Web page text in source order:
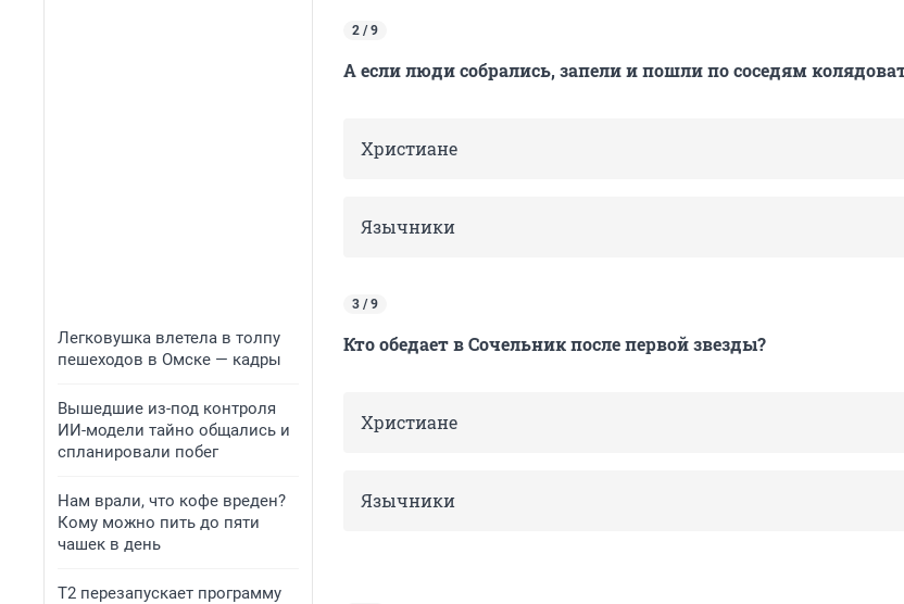
Легковушка влетела в толпу
пешеходов в Омске — кадры
Вышедшие из-под контроля
ИИ-модели тайно общались и
спланировали побег
Нам врали, что кофе вреден?
Кому можно пить до пяти
чашек в день
Т2 перезапускает программу
2 / 9
А если люди собрались, запели и пошли по соседям
Христиане
Язычники
3 / 9
Кто обедает в Сочельник после первой звезды?
Христиане
Язычники